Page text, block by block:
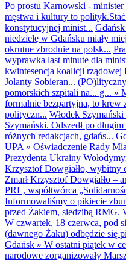
Po prostu Karnowski -
męstwa i kultury to
konstytucyjnej minist... Gdańsk
niedzielę w Gdańsku miały
okrutne zbrodnie na polsk...
wyprawka last minute dla
kwintesencja koalicji rządowej
Jolanty Sobieran...
pomorskich szpitali na... g... »
formalnie bezpartyjna, to
polityczn... Włodek Szymański
Szymański. Odszedł po
różnych redakcjach, gdańs...
UPA » Oświadczenie Rady
Prezydenta Ukrainy
Krzysztof Dowgiałło, wybitny
Zmarł Krzysztof Dowgiałło –
PRL, współtwórca
Informowaliśmy o pikiecie
przed Żakiem, siedzibą RMG.
W czwartek, 18 czerwca, pod
(dawnego Żaku) odbędzie się
Gdańsk » W ostatni piątek w
narodowe zorganizowały